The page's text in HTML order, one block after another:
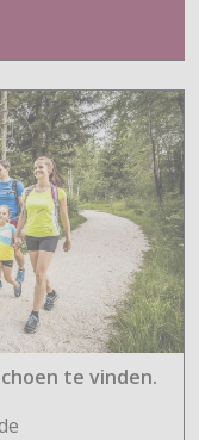
te vinden.